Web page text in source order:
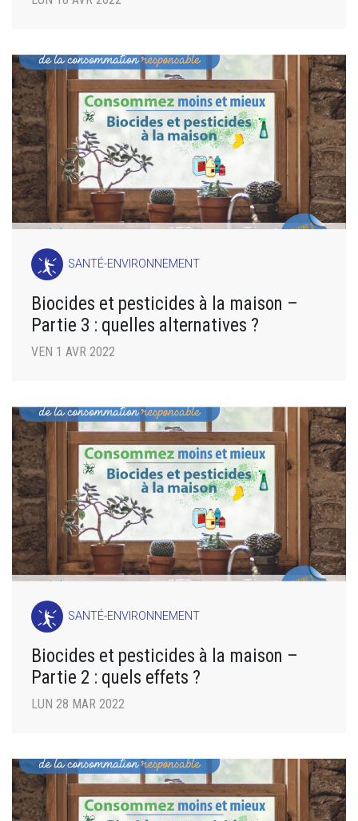
SANTÉ-ENVIRONNEMENT
Biocides et pesticides à la maison –
Partie 3 : quelles alternatives ?
VEN 1 AVR 2022
SANTÉ-ENVIRONNEMENT
Biocides et pesticides à la maison –
Partie 2 : quels effets ?
LUN 28 MAR 2022